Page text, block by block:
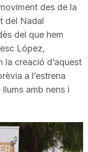
des de la
del Nadal
del que hem
López,
la creació d’aquest
a l’estrena
llums amb nens i